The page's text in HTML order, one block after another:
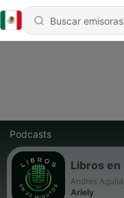
Podcasts
Libros
Andres
Ariely